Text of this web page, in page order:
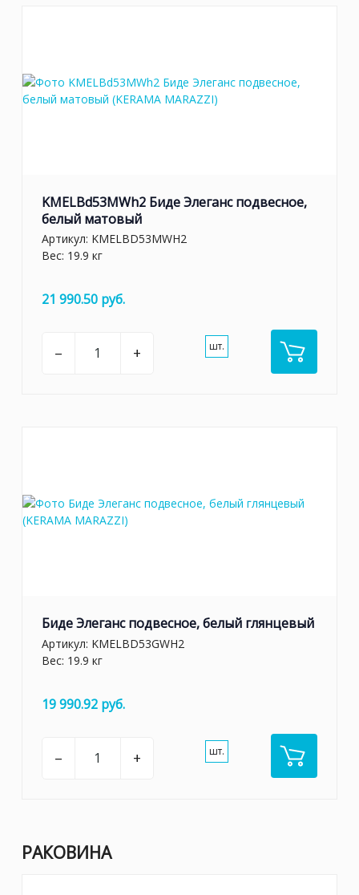
KMELBd53MWh2 Биде Элеганс подвесное,
белый матовый
Артикул: KMELBD53MWH2
Вес: 19.9 кг
21 990.50 руб.
– + шт.
Биде Элеганс подвесное, белый глянцевый
Артикул: KMELBD53GWH2
Вес: 19.9 кг
19 990.92 руб.
– + шт.
РАКОВИНА